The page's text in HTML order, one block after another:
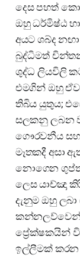
දෙස පහත්
ඔහු ධර්මිෂ්ඨ
අයට ශබ්ද
බුද්ධිමත්
ශුද්ධ ලියවිලි
එමගින් ඔහු
තිබිය යුතුය;
සලකනු ලබන
ගෞරවනීය
මෑතකදී අසා
නොගෙන ගුප්ත
ලෙස යාච්ඤා
දැනුම ඔහු
කන්නලව්වෙන්
ප්‍රේක්ෂකයින්
ඉල්ලීමක් කරන